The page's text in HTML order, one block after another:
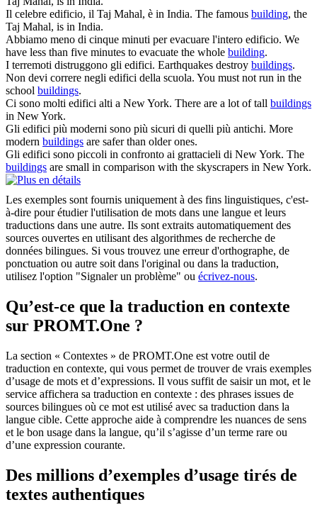
Il celebre edificio, il Taj Mahal, è in India. The famous building, the
Taj Mahal, is in India.
Abbiamo meno di cinque minuti per evacuare l'intero edificio. We
have less than five minutes to evacuate the whole building.
I terremoti distruggono gli edifici. Earthquakes destroy buildings.
Non devi correre negli edifici della scuola. You must not run in the
school buildings.
Ci sono molti edifici alti a New York. There are a lot of tall buildings
in New York.
Gli edifici più moderni sono più sicuri di quelli più antichi. More
modern buildings are safer than older ones.
Gli edifici sono piccoli in confronto ai grattacieli di New York. The
buildings are small in comparison with the skyscrapers in New York.
Les exemples sont fournis uniquement à des fins linguistiques, c'est-
à-dire pour étudier l'utilisation de mots dans une langue et leurs
traductions dans une autre. Ils sont extraits automatiquement des
sources ouvertes en utilisant des algorithmes de recherche de
données bilingues. Si vous trouvez une erreur d'orthographe, de
ponctuation ou autre soit dans l'original ou dans la traduction,
utilisez l'option "Signaler un problème" ou écrivez-nous.
Qu’est-ce que la traduction en contexte
sur PROMT.One ?
La section « Contextes » de PROMT.One est votre outil de
traduction en contexte, qui vous permet de trouver de vrais exemples
d’usage de mots et d’expressions. Il vous suffit de saisir un mot, et le
service affichera sa traduction en contexte : des phrases issues de
sources bilingues où ce mot est utilisé avec sa traduction dans la
langue cible. Cette approche aide à comprendre les nuances de sens
et le bon usage dans la langue, qu’il s’agisse d’un terme rare ou
d’une expression courante.
Des millions d’exemples d’usage tirés de
textes authentiques